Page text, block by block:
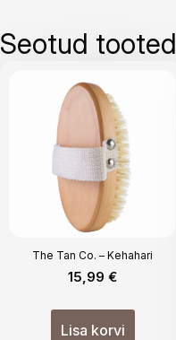
Seotud tooted
The Tan Co. – Kehahari
15,99€
Lisa korvi